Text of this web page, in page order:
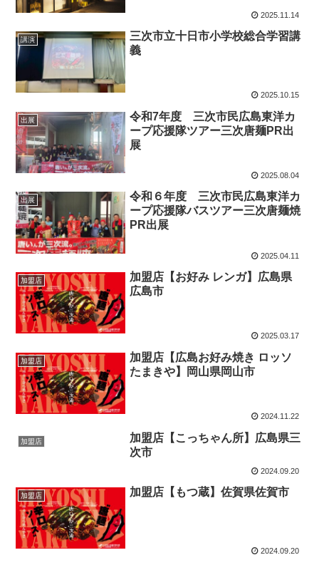
2025.11.14
講演
三次市立十日市小学校総合学習講
義
2025.10.15
出展
令和7年度 三次市民広島東洋カ
ープ応援隊ツアー三次唐麺PR出
展
2025.08.04
出展
令和６年度 三次市民広島東洋カ
ープ応援隊バスツアー三次唐麺焼
PR出展
2025.04.11
加盟店
加盟店【お好み レンガ】広島県
広島市
2025.03.17
加盟店
加盟店【広島お好み焼き ロッソ
たまきや】岡山県岡山市
2024.11.22
加盟店
加盟店【こっちゃん所】広島県三
次市
2024.09.20
加盟店 加盟店【もつ蔵】佐賀県佐賀市
2024.09.20